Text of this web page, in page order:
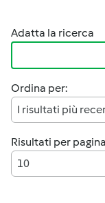
Adatta la ricerca
Ordina per:
I risultati più
Risultati per
10